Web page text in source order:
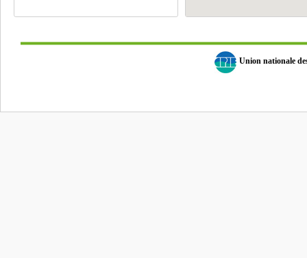
Union nationale